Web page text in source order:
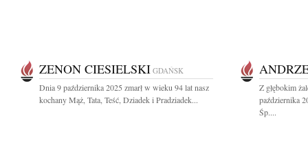
ZENON CIESIELSKI GDAŃSK
Dnia 9 października 2025 zmarł w wieku 94 lat nasz
kochany Mąż, Tata, Teść, Dziadek i Pradziadek...
Z głębokim
października
Śp....